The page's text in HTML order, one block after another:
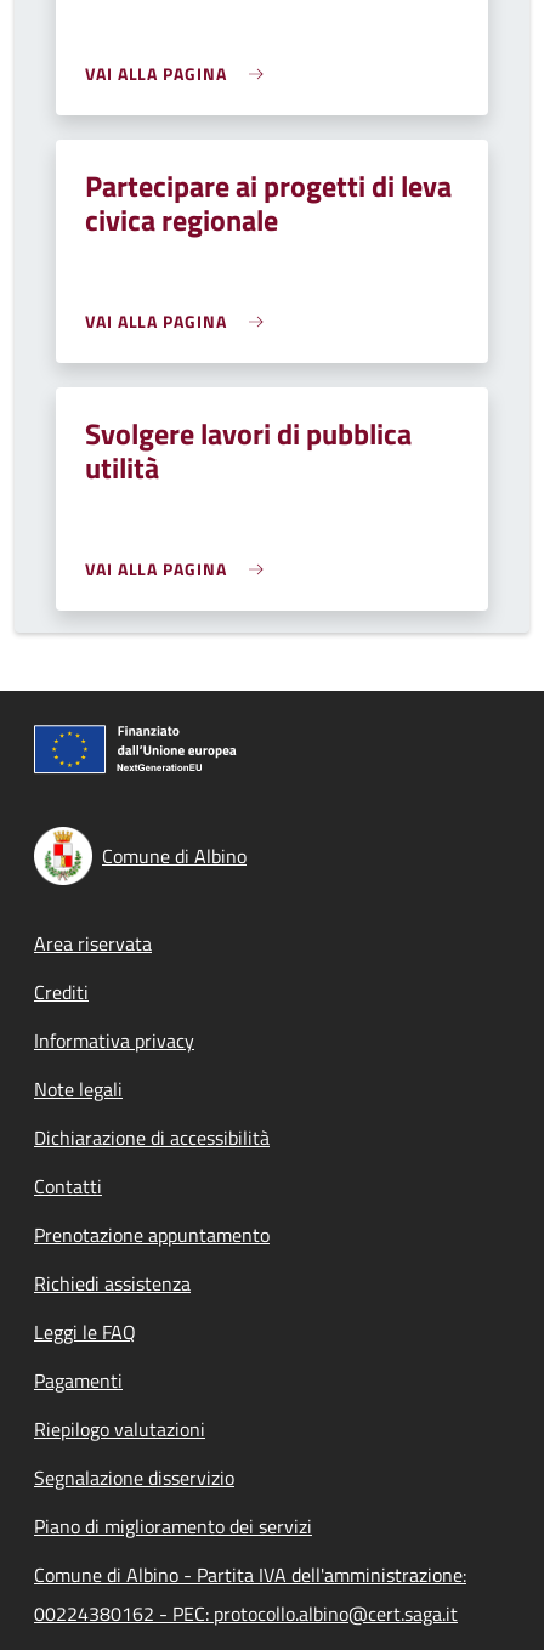
VAI ALLA PAGINA
Partecipare ai progetti di leva
civica regionale
VAI ALLA PAGINA
Svolgere lavori di pubblica
utilità
VAI ALLA PAGINA
Comune di Albino
Footer menu
Area riservata
Crediti
Informativa privacy
Note legali
Dichiarazione di accessibilità
Contatti
Prenotazione appuntamento
Richiedi assistenza
Leggi le FAQ
Pagamenti
Riepilogo valutazioni
Segnalazione disservizio
Piano di miglioramento dei servizi
Comune di Albino - Partita IVA dell'amministrazione:
00224380162 - PEC: protocollo.albino@cert.saga.it